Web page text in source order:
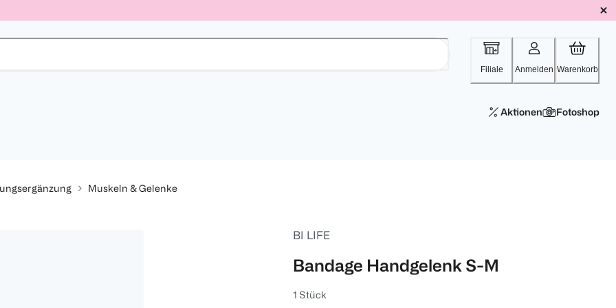
Filiale Anmelden Warenkorb
Aktionen Fotoshop
Muskeln & Gelenke
BI LIFE
Bandage Handgelenk S-M
1 Stück